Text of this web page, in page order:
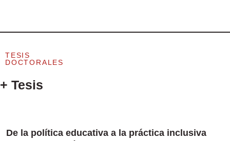
TESIS
DOCTORALES
+ Tesis
De la política educativa a la práctica inclusiva